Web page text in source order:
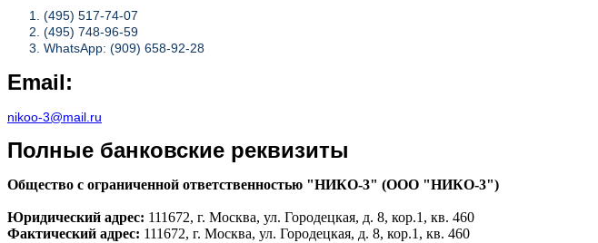
(495) 517-74-07
(495) 748-96-59
WhatsApp: (909) 658-92-28
Email:
nikoo-3@mail.ru
Полные банковские реквизиты
Общество с ограниченной ответственностью "НИКО-3" (ООО "НИКО-3")
Юридический адрес: 111672, г. Москва, ул. Городецкая, д. 8, кор.1, кв. 460
Фактический адрес: 111672, г. Москва, ул. Городецкая, д. 8, кор.1, кв. 460